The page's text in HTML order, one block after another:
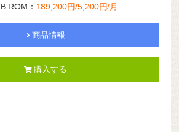
ROM： 189,200円/5,200円/月
商品情報
購入する